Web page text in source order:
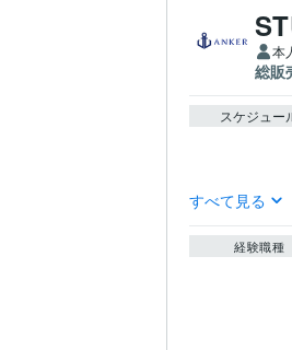
本
総販
スケジュー
すべて見る
経験職種